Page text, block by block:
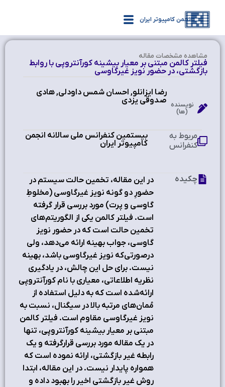
انجمن کامپیوتر ایران
مشاهده‌ مشخصات مقاله
فیلتر کالمن مبتنی بر معیار بیشینه کورآنتروپی با روابط
بازگشتی، در حضور نویز غیرگاوسی
رضا ایزانلو, احسان شمس داودلی, هادی
صدوقی یزدی نویسنده
(ها)
بیستمین کنفرانس ملی سالانه انجمن
کامپیوتر ایران
مربوط به
کنفرانس
در این مقاله، تخمین حالت سیستم در
حضورِ دو گونه نویز غیرگاوسی (مخلوطِ
گاوسی و پرت) مورد بررسی قرار گرفته
است. فیلتر کالمن یکی از الگوریتم‌های
تخمین حالت است که در حضور نویز
گاوسی، جواب بهینه ارائه می‌دهد، ولی
درصورتی‌که نویز غیرگاوسی باشد، بهینه
نیست. برای حل این چالش، در یادگیری
نظریه اطلاعاتی، معیاری با نام کورآنتروپی
ارائه‌شده است که به دلیل استفاده از
مُمان‌های مرتبه بالا در سیگنال، نسبت به
نویز غیرگاوسی مقاوم است. فیلتر کالمن
مبتنی بر معیار بیشینه کورآنتروپی، تنها
در یک مقاله مورد بررسی قرارگرفته و یک
رابطه غیر بازگشتی، ارائه نموده است که
همواره پایدار نیست. در این مقاله، ابتدا
روش غیر بازگشتی اخیر را بهبود داده و
چکیده